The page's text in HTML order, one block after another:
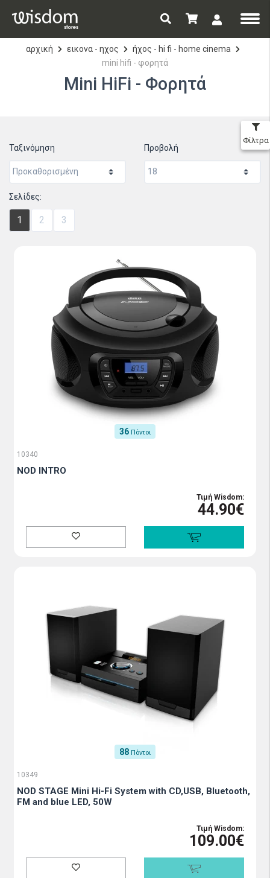
αρχική εικονα - ηχος
ήχος - hi fi - home cinema
mini hifi - φορητά
Mini HiFi - Φορητά
Ταξινόμηση Προβολή
Σελίδες:
1 2 3
Φίλτρα
36 Πόντοι
10340
NOD INTRO
Τιμή Wisdom:
44.90€
88 Πόντοι
10349
NOD STAGE Mini Hi-Fi System with CD,USB, Bluetooth,
FM and blue LED, 50W
Τιμή Wisdom:
109.00€